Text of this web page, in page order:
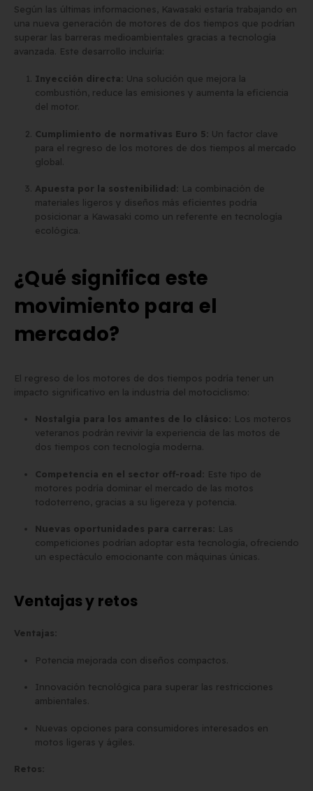
Según las últimas informaciones, Kawasaki estaría trabajando en
una nueva generación de motores de dos tiempos que podrían
superar las barreras medioambientales gracias a tecnología
avanzada. Este desarrollo incluiría:
Inyección directa:
Una solución que mejora la
combustión, reduce las emisiones y aumenta la eficiencia
del motor.
Cumplimiento de normativas Euro 5:
Un factor clave
para el regreso de los motores de dos tiempos al mercado
global.
Apuesta por la sostenibilidad:
La combinación de
materiales ligeros y diseños más eficientes podría
posicionar a Kawasaki como un referente en tecnología
ecológica.
¿Qué significa este
movimiento para el
mercado?
El regreso de los motores de dos tiempos podría tener un
impacto significativo en la industria del motociclismo:
Nostalgia para los amantes de lo clásico:
Los moteros
veteranos podrán revivir la experiencia de las motos de
dos tiempos con tecnología moderna.
Competencia en el sector off-road:
Este tipo de
motores podría dominar el mercado de las motos
todoterreno, gracias a su ligereza y potencia.
Nuevas oportunidades para carreras:
Las
competiciones podrían adoptar esta tecnología, ofreciendo
un espectáculo emocionante con máquinas únicas.
Ventajas y retos
Ventajas:
Potencia mejorada con diseños compactos.
Innovación tecnológica para superar las restricciones
ambientales.
Nuevas opciones para consumidores interesados en
motos ligeras y ágiles.
Retos: